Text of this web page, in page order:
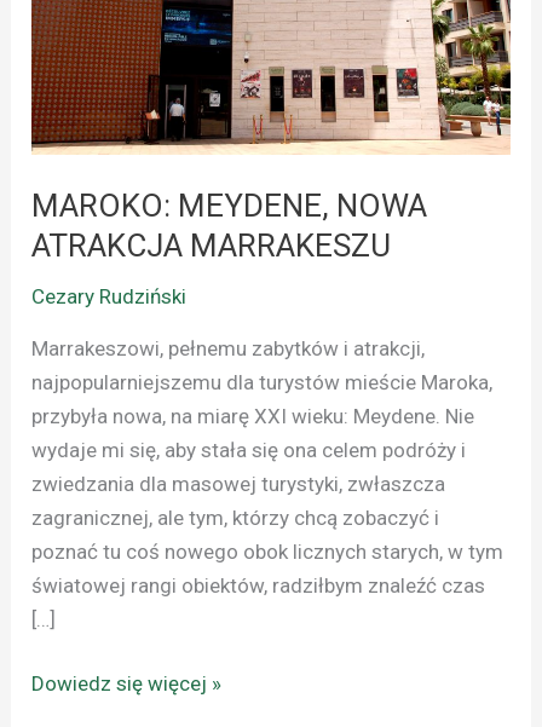
MAROKO: MEYDENE, NOWA
ATRAKCJA MARRAKESZU
Cezary Rudziński
Marrakeszowi, pełnemu zabytków i atrakcji,
najpopularniejszemu dla turystów mieście Maroka,
przybyła nowa, na miarę XXI wieku: Meydene. Nie
wydaje mi się, aby stała się ona celem podróży i
zwiedzania dla masowej turystyki, zwłaszcza
zagranicznej, ale tym, którzy chcą zobaczyć i
poznać tu coś nowego obok licznych starych, w tym
światowej rangi obiektów, radziłbym znaleźć czas
[…]
MARRAKESZU
Dowiedz się więcej »